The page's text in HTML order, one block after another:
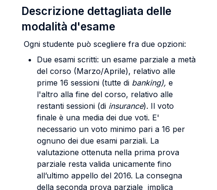
Descrizione dettagliata delle
modalità d'esame
Ogni studente può scegliere fra due opzioni:
Due esami scritti: un esame parziale a metà
del corso (Marzo/Aprile), relativo alle
prime 16 sessioni (tutte di banking), e
l'altro alla fine del corso, relativo alle
restanti sessioni (di insurance). Il voto
finale è una media dei due voti. E'
necessario un voto minimo pari a 16 per
ognuno dei due esami parziali. La
valutazione ottenuta nella prima prova
parziale resta valida unicamente fino
all’ultimo appello del 2016. La consegna
della seconda prova parziale implica